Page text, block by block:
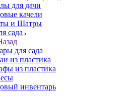
для дачи
качели
и Шатры
сада
для сада
из пластика
из пластика
инвентарь